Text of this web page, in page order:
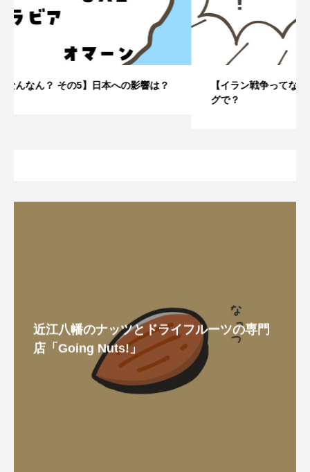
【イラン戦争ってなんなん？ その4】なぜこのタイミン
近江八幡のナッツとドライフルーツの専門
店「Going Nuts!」